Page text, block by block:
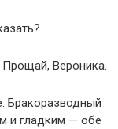
Вероника.
Бракоразводный
и гладким — обе